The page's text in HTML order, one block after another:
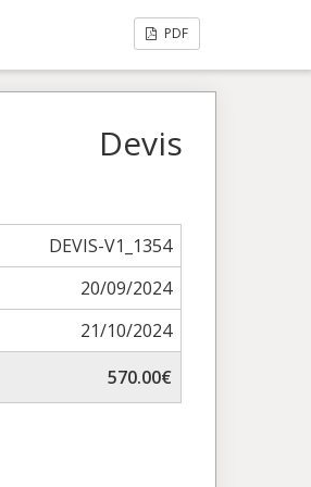
PDF
Devis
DEVIS-V1_1354
20/09/2024
21/10/2024
570.00€